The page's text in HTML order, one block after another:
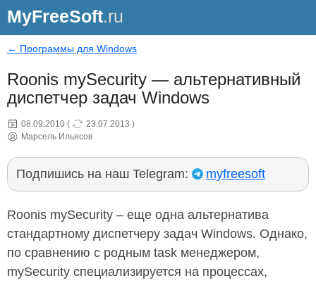
MyFreeSoft.ru
← Программы для Windows
Roonis mySecurity — альтернативный
диспетчер задач Windows
08.09.2010 ( 23.07.2013 )
Марсель Ильясов
Подпишись на наш Telegram: myfreesoft
Roonis mySecurity – еще одна альтернатива
стандартному диспетчеру задач Windows. Однако,
по сравнению с родным task менеджером,
mySecurity специализируется на процессах,